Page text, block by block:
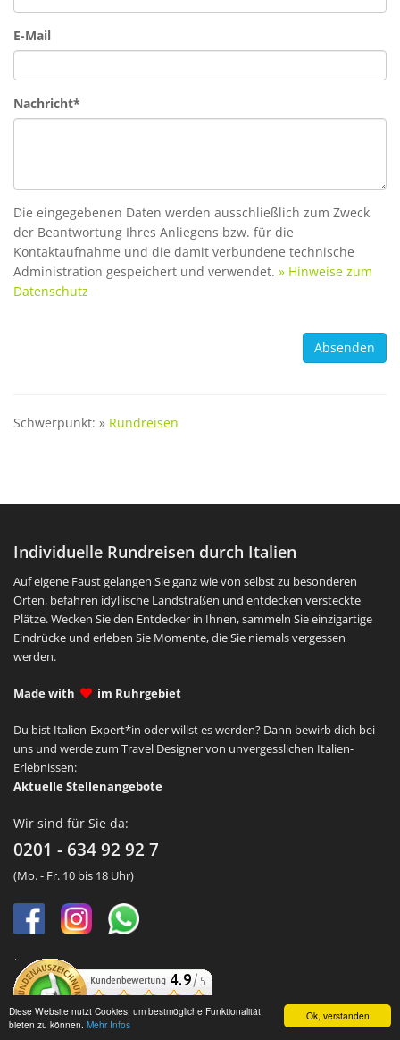
Ok, verstanden
Diese Website nutzt Cookies, um bestmögliche Funktionalität
bieten zu können. Mehr Infos
E-Mail
Nachricht*
Die eingegebenen Daten werden ausschließlich zum Zweck
der Beantwortung Ihres Anliegens bzw. für die
Kontaktaufnahme und die damit verbundene technische
Administration gespeichert und verwendet. » Hinweise zum
Datenschutz
Schwerpunkt: » Rundreisen
Individuelle Rundreisen durch Italien
Auf eigene Faust gelangen Sie ganz wie von selbst zu besonderen
Orten, befahren idyllische Landstraßen und entdecken versteckte
Plätze. Wecken Sie den Entdecker in Ihnen, sammeln Sie einzigartige
Eindrücke und erleben Sie Momente, die Sie niemals vergessen
werden.
Made with im Ruhrgebiet
Du bist Italien-Expert*in oder willst es werden? Dann bewirb dich bei
uns und werde zum Travel Designer von unvergesslichen Italien-
Erlebnissen:
Aktuelle Stellenangebote
Wir sind für Sie da:
0201 - 634 92 92 7
(Mo. - Fr. 10 bis 18 Uhr)